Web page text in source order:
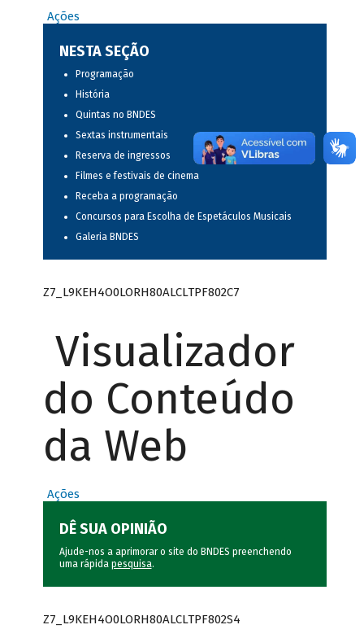
Ações
NESTA SEÇÃO
Programação
História
Quintas no BNDES
Sextas instrumentais
Reserva de ingressos
Filmes e festivais de cinema
Receba a programação
Concursos para Escolha de Espetáculos Musicais
Galeria BNDES
Z7_L9KEH4O0LORH80ALCLTPF802C7
Visualizador
do Conteúdo
da Web
Ações
DÊ SUA OPINIÃO
Ajude-nos a aprimorar o site do BNDES preenchendo
uma rápida pesquisa.
Z7_L9KEH4O0LORH80ALCLTPF802S4